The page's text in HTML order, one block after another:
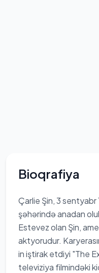
Bioqrafiya
Çarlie Şin, 3
şəhərində anadan
Estevez olan Şin,
aktyorudur.
in iştirak etdiyi "The
televiziya filmindəki